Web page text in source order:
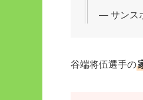
— サンス
谷端将伍選手の